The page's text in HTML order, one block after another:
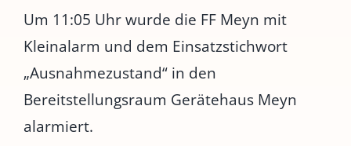
Um 11:05 Uhr wurde die FF Meyn mit
Kleinalarm und dem Einsatzstichwort
„Ausnahmezustand“ in den
Bereitstellungsraum Gerätehaus Meyn
alarmiert.